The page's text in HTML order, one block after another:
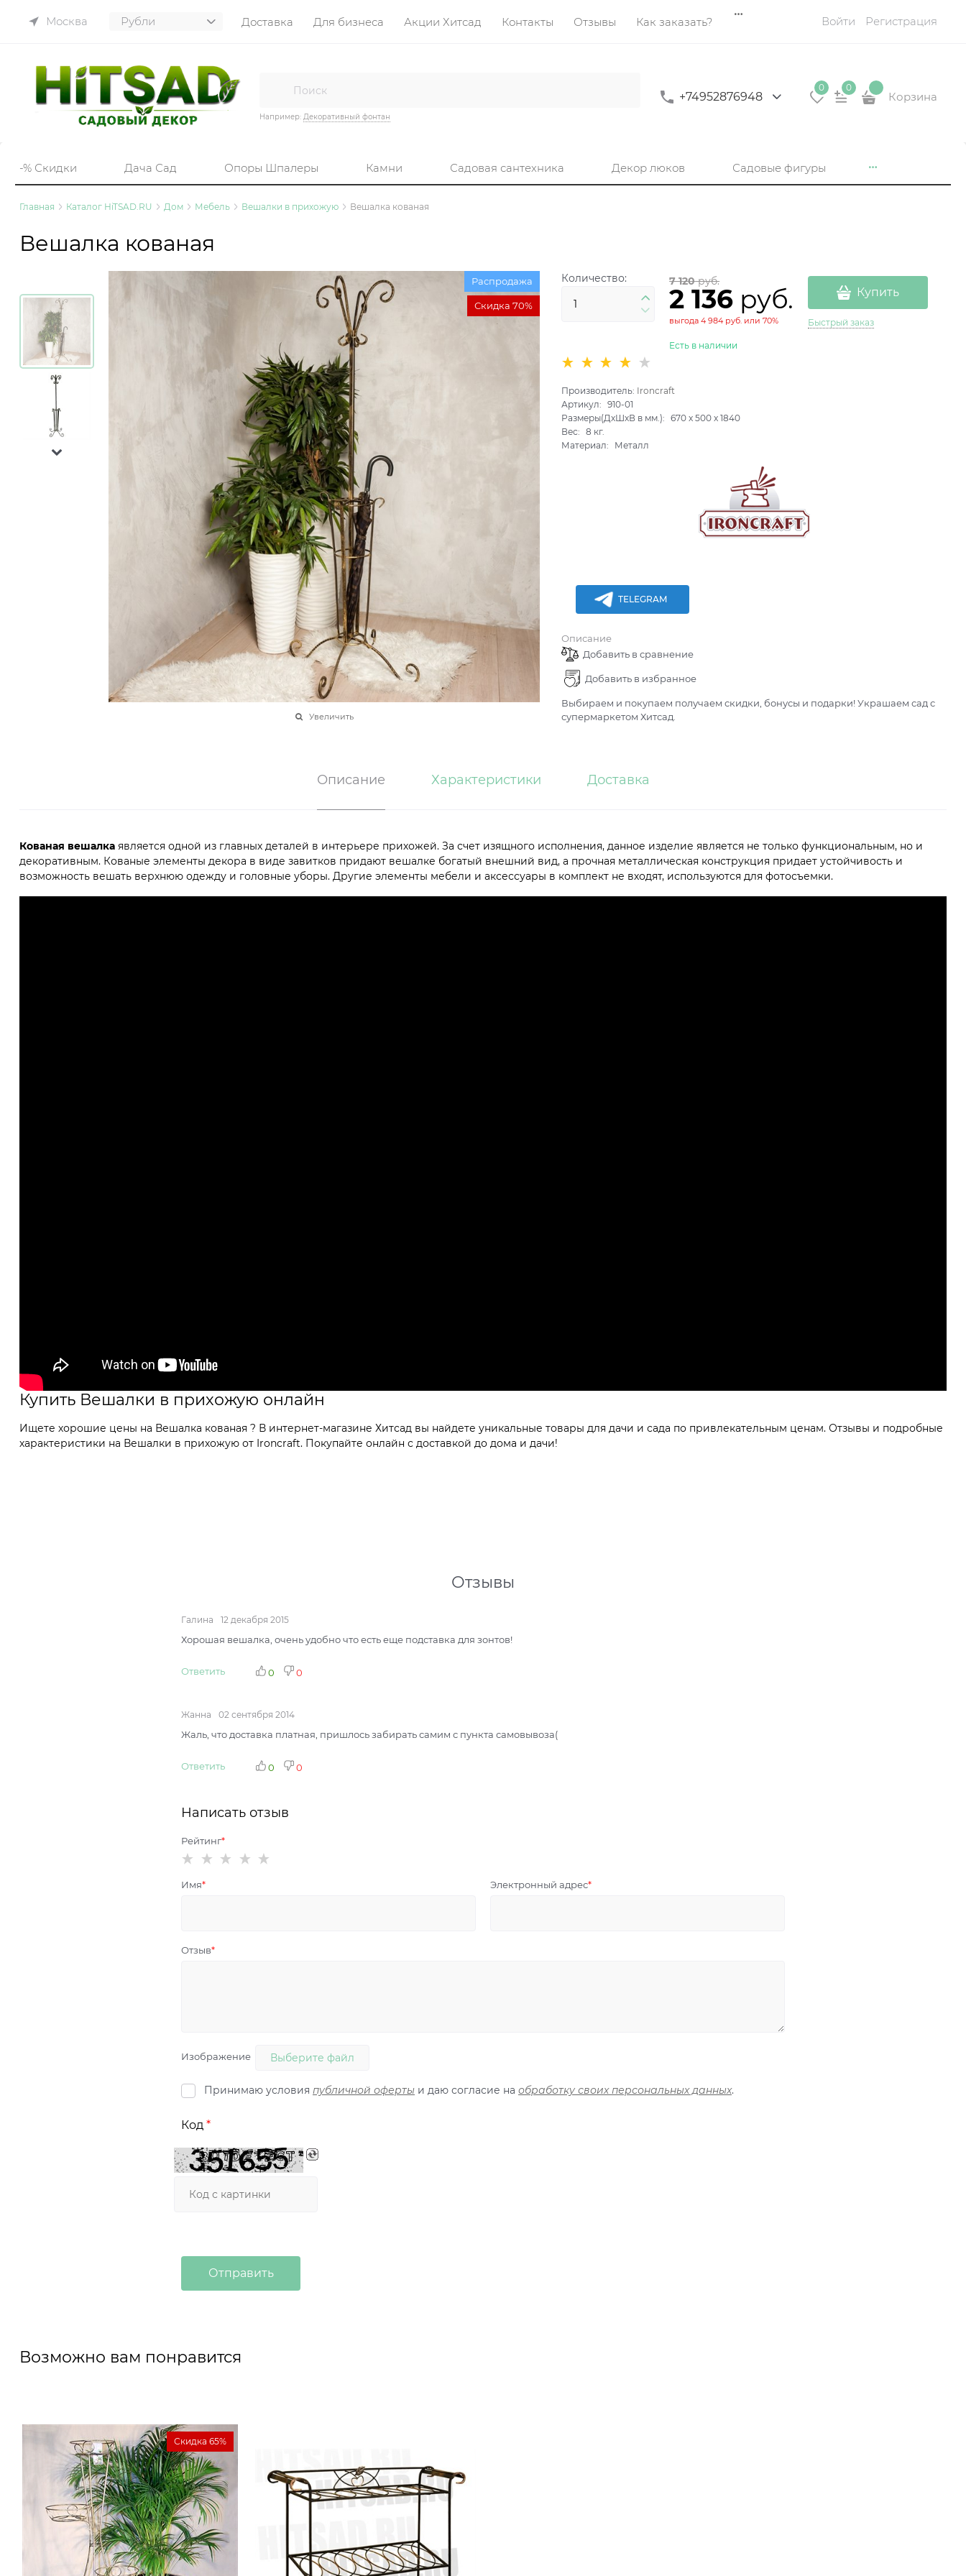
Москва Доставка Для бизнеса Акции Хитсад Контакты Отзывы Как заказать? Войти Регистрация
Например: Декоративный фонтан
+74952876948
0 0
Корзина
-% Скидки Дача Сад Опоры Шпалеры Камни Садовая сантехника Декор люков Садовые фигуры
Главная Каталог HiTSAD.RU Дом Мебель Вешалки в прихожую Вешалка кованая
Вешалка кованая
Распродажа
Скидка 70%
Увеличить
Количество: 7 120 руб.
2 136 руб.
выгода4 984 руб. или70%
Есть в наличии
Купить
Быстрый заказ
Производитель: Ironcraft
Артикул:
910-01
Размеры(ДхШхВ в мм.):
670 x500 x1840
Вес:
8 кг.
Материал:
Металл
TELEGRAM
Описание
Добавить в сравнение
Добавить в избранное
Выбираем и покупаем получаем скидки, бонусы и подарки! Украшаем сад с
супермаркетом Хитсад.
Описание Характеристики Доставка
Кованая вешалка является одной из главных деталей в интерьере прихожей. За счет изящного исполнения, данное изделие является не только функциональным, но и
декоративным. Кованые элементы декора в виде завитков придают вешалке богатый внешний вид, а прочная металлическая конструкция придает устойчивость и
возможность вешать верхнюю одежду и головные уборы. Другие элементы мебели и аксессуары в комплект не входят, используются для фотосъемки.
Купить Вешалки в прихожую онлайн
Ищете хорошие цены на Вешалка кованая ? В интернет-магазине Хитсад вы найдете уникальные товары для дачи и сада по привлекательным ценам. Отзывы и подробные
характеристики на Вешалки в прихожую от Ironcraft. Покупайте онлайн с доставкой до дома и дачи!
Отзывы
Галина 12 декабря 2015
Хорошая вешалка, очень удобно что есть еще подставка для зонтов!
Ответить 0 0
Жанна 02 сентября 2014
Жаль, что доставка платная, пришлось забирать самим с пункта самовывоза(
Ответить 0 0
Написать отзыв
Рейтинг
Имя Электронный адрес
Отзыв
Изображение Выберите файл
Принимаю условия публичной оферты и даю согласие на обработку своих персональных данных.
Код
Возможно вам понравится
Скидка 65%